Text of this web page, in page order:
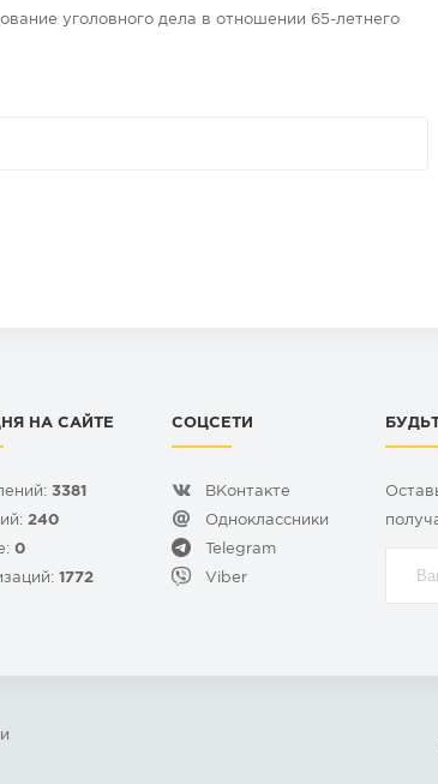
уголовного дела в отношении 65-летнего
НА САЙТЕ
3381
240
0
1772
СОЦСЕТИ
ВКонтакте
Одноклассники
Telegram
Viber